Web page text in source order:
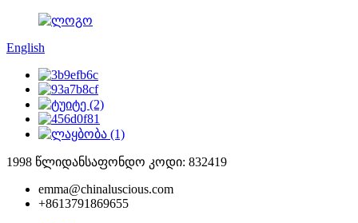
English
1998 წლიდანსაფონდო კოდი: 832419
emma@chinaluscious.com
+8613791869655